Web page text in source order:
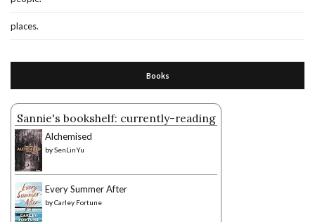
places.
Books
Sannie's bookshelf: currently-reading
Alchemised
bySenLinYu
Every Summer After
byCarley Fortune